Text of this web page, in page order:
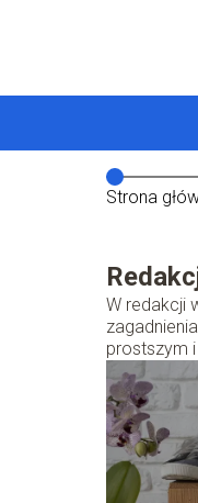
Strona
W redakcji
prostszym